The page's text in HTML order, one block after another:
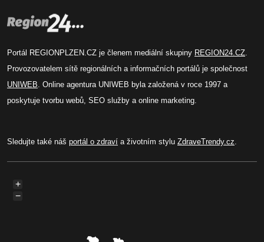
Portál REGIONPLZEN.CZ je členem mediální skupiny REGION24.CZ.
Provozovatelem sítě regionálních a informačních portálů je společnost
UNIWEB. Online agentura UNIWEB byla založená v roce 1997 a
poskytuje tvorbu webů, SEO služby a online marketing.
Sledujte také náš portál o zdraví a životním stylu ZdraveTrendy.cz.
+
−